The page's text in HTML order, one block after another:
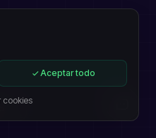
Aceptar todo
cookies